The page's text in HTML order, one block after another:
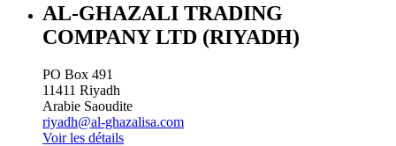
AL-GHAZALI TRADING
COMPANY LTD (RIYADH)
PO Box 491
11411 Riyadh
Arabie Saoudite
riyadh@al-ghazalisa.com
Voir les détails